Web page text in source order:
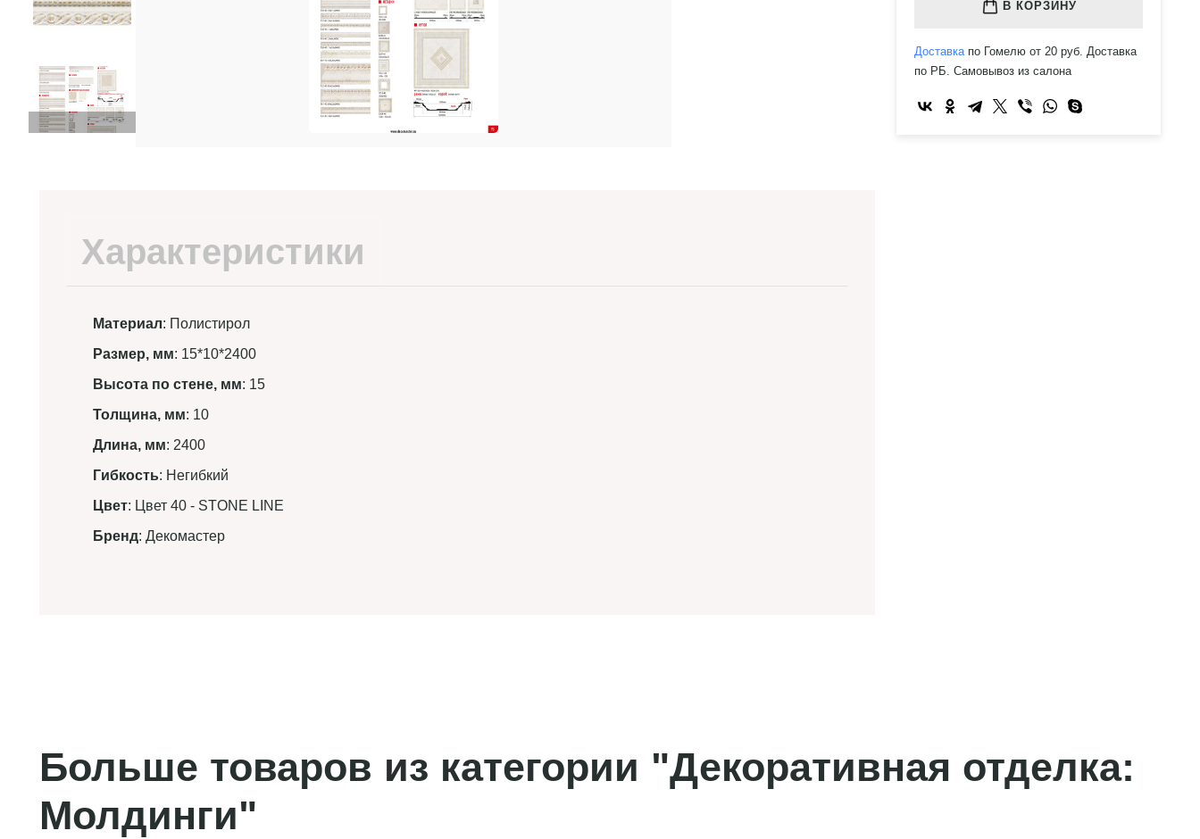
Характеристики
Материал: Полистирол
Размер, мм: 15*10*2400
Высота по стене, мм: 15
Толщина, мм: 10
Длина, мм: 2400
Гибкость: Негибкий
Цвет: Цвет 40 - STONE LINE
Бренд: Декомастер
В КОРЗИНУ
Доставкапо Гомелю от 20 руб. Доставка
по РБ. Самовывоз из салона
Больше товаров из категории "Декоративная отделка:
Молдинги"